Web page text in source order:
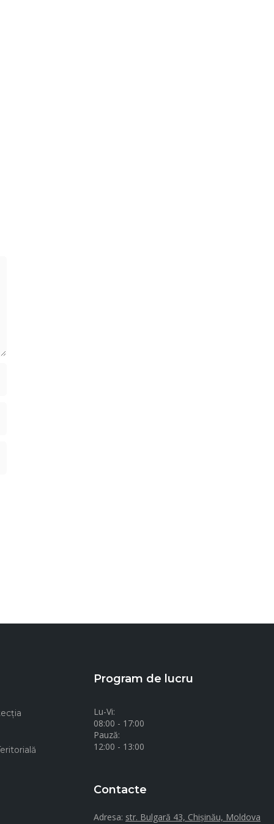
Program de lucru
Lu-Vi:
08:00 - 17:00
Pauză:
12:00 - 13:00
Contacte
Adresa: str. Bulgară 43, Chișinău, Moldova